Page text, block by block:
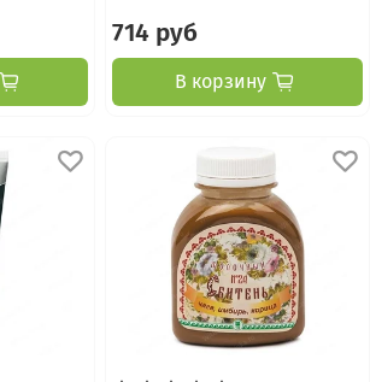
714 руб
В корзину